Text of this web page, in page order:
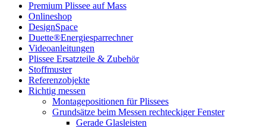
Premium Plissee auf Mass
Onlineshop
DesignSpace
Duette®Energiesparrechner
Videoanleitungen
Plissee Ersatzteile & Zubehör
Stoffmuster
Referenzobjekte
Richtig messen
Montagepositionen für Plissees
Grundsätze beim Messen rechteckiger Fenster
Gerade Glasleisten